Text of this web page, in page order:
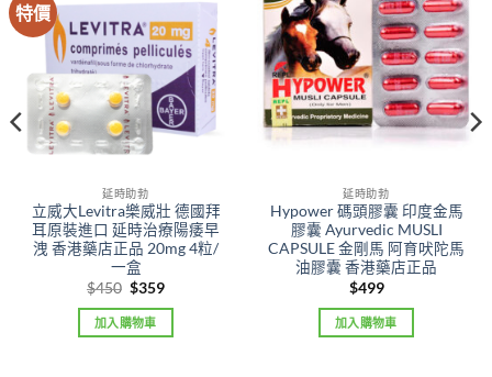
特價
延時助勃
立威大Levitra樂威壯 德國拜
耳原裝進口 延時治療陽痿早
洩 香港藥店正品 20mg 4粒/
一盒
$450 Original
was:
$450.
$359Current
is:
加入購物車
延時助勃
Hypower 碼頭膠囊 印度金馬
膠囊 Ayurvedic MUSLI
CAPSULE 金剛馬 阿育吠陀馬
油膠囊 香港藥店正品
$499
加入購物車